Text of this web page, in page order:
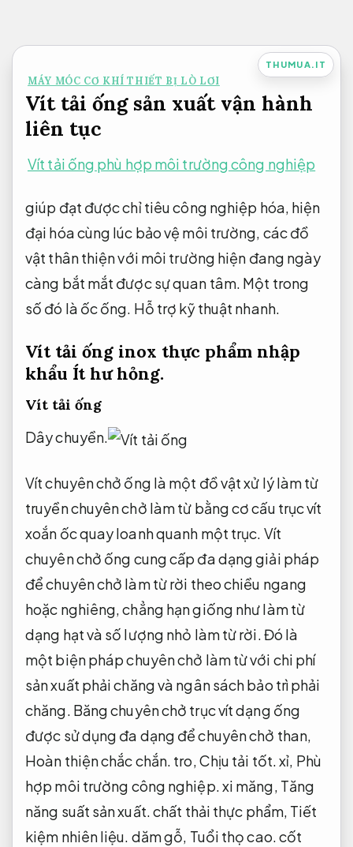
nội
dung
THUMUA.IT
MÁY MÓC CƠ KHÍ THIẾT BỊ LÒ LƠI
Vít tải ống sản xuất vận hành
liên tục
Vít tải ống phù hợp môi trường công nghiệp
giúp đạt được chỉ tiêu công nghiệp hóa, hiện
đại hóa cùng lúc bảo vệ môi trường, các đồ
vật thân thiện với môi trường hiện đang ngày
càng bắt mắt được sự quan tâm. Một trong
số đó là ốc ống. Hỗ trợ kỹ thuật nhanh.
Vít tải ống inox thực phẩm nhập
khẩu Ít hư hỏng.
Vít tải ống
Dây chuyền.
Vít chuyên chở ống là một đồ vật xử lý làm từ
truyền chuyên chở làm từ bằng cơ cấu trục vít
xoắn ốc quay loanh quanh một trục. Vít
chuyên chở ống cung cấp đa dạng giải pháp
để chuyên chở làm từ rời theo chiều ngang
hoặc nghiêng, chẳng hạn giống như làm từ
dạng hạt và số lượng nhỏ làm từ rời. Đó là
một biện pháp chuyên chở làm từ với chi phí
sản xuất phải chăng và ngân sách bảo trì phải
chăng. Băng chuyên chở trục vít dạng ống
được sử dụng đa dạng để chuyên chở than,
Hoàn thiện chắc chắn. tro,Chịu tải tốt.xỉ, Phù
hợp môi trường công nghiệp.xi măng, Tăng
năng suất sản xuất.chất thải thực phẩm, Tiết
kiệm nhiên liệu. dăm gỗ, Tuổi thọ cao.cốt